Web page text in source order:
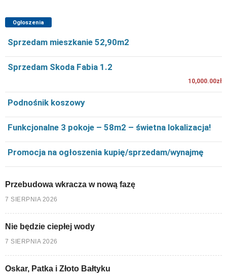
Ogłoszenia
Sprzedam mieszkanie 52,90m2
Sprzedam Skoda Fabia 1.2
10,000.00zł
Podnośnik koszowy
Funkcjonalne 3 pokoje – 58m2 – świetna lokalizacja!
Promocja na ogłoszenia kupię/sprzedam/wynajmę
Przebudowa wkracza w nową fazę
7 SIERPNIA 2026
Nie będzie ciepłej wody
7 SIERPNIA 2026
Oskar, Patka i Złoto Bałtyku